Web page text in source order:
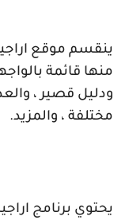
ينقسم موقع
منها قائمة
ودليل قصير ،
مختلفة ، والمزيد.
يحتوي برنامج